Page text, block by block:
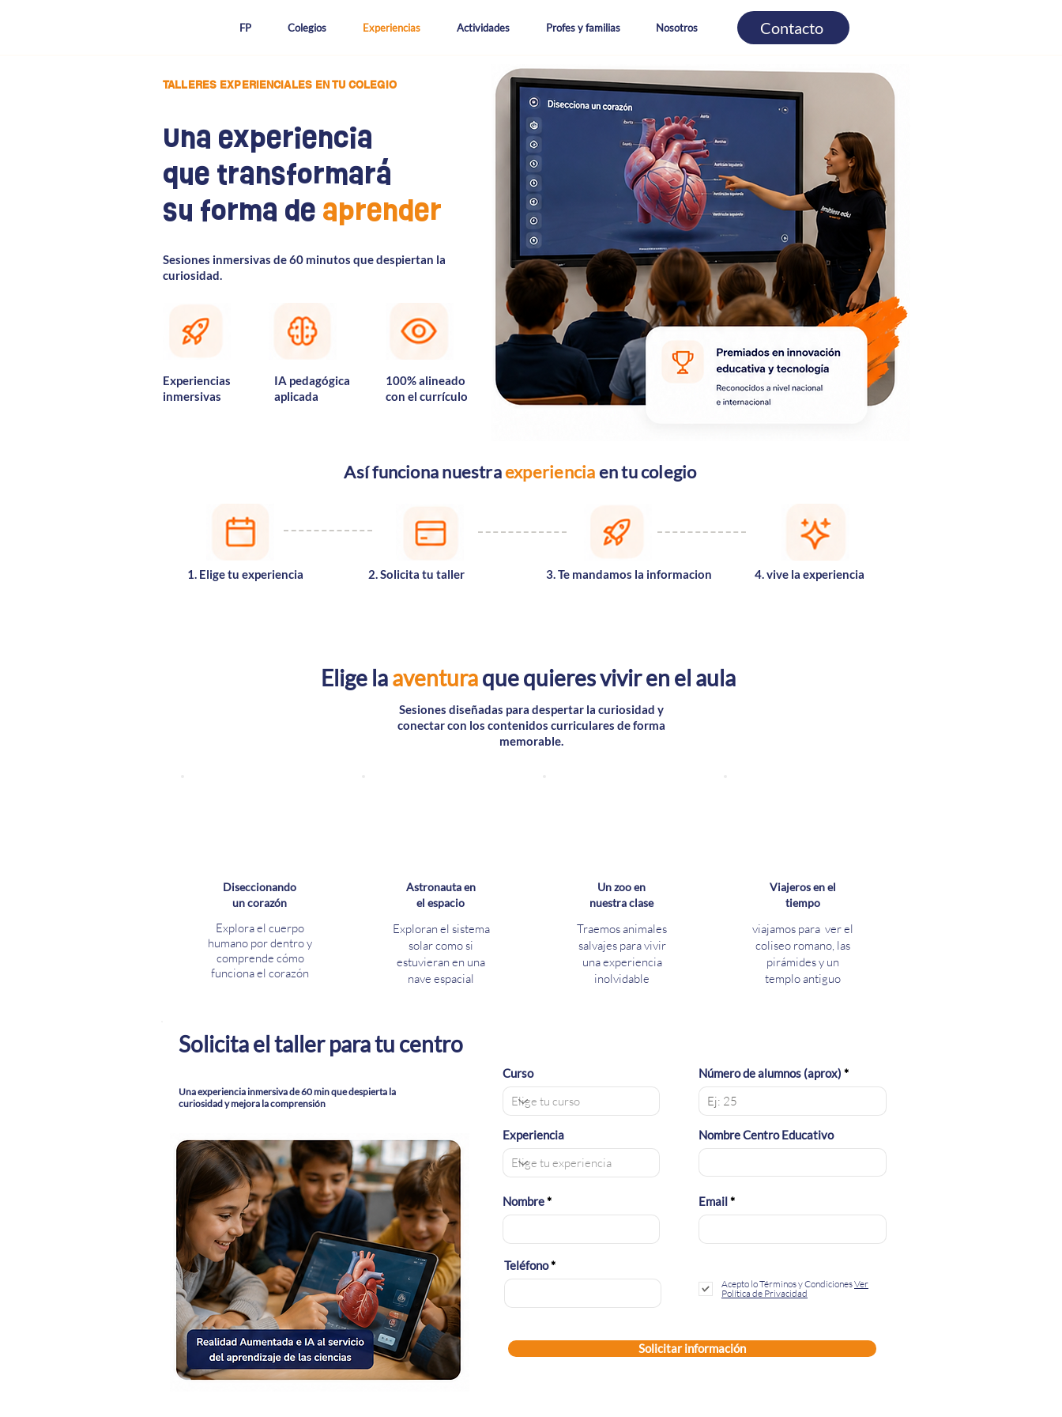
FP Colegios Experiencias Actividades Profes y familias Nosotros Contacto
TALLERES EXPERIENCIALES EN TU COLEGIO
Una experiencia
que transformará
su forma de aprender
Sesiones inmersivas de 60 minutos que despiertan la
curiosidad.
Experiencias
inmersivas
IA pedagógica
aplicada
100% alineado
con el currículo
Así funciona nuestraexperienciaen tu colegio
1. Elige tu experiencia 2. Solicita tu taller 3. Te mandamos la informacion 4. vive la experiencia
Elige laaventuraque quieres vivir en el aula
Sesiones diseñadas para despertar la curiosidad y
conectar con los contenidos curriculares de forma
memorable.
Diseccionando
un corazón
Explora el cuerpo
humano por dentro y
comprende cómo
funciona el corazón
Astronauta en
el espacio
Exploran el sistema
solar como si
estuvieran en una
nave espacial
Un zoo en
nuestra clase
Traemos animales
salvajes para vivir
una experiencia
inolvidable
Viajeros en el
tiempo
viajamos para ver el
coliseo romano, las
pirámides y un
templo antiguo
Solicita el taller para tu centro
Una experiencia inmersiva de 60 min que despierta la
curiosidad y mejora la comprensión
Curso
Experiencia
Nombre
Teléfono
Número de alumnos (aprox)
Nombre Centro Educativo
Email
Acepto lo Términos y CondicionesVer
Política de Privacidad
Solicitar información